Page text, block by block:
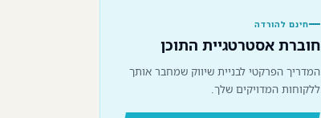
חינם להורדה
חוברת אסטרטגיית התוכן
המדריך הפרקטי לבניית שיווק שמחבר אותך
ללקוחות המדויקים שלך.